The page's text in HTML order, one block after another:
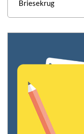
Briesekrug